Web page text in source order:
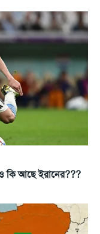
কি আছে ইরানের???